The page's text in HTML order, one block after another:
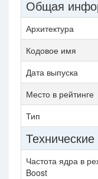
Общая
Архитектура
Кодовое имя
Дата выпуска
Место в рейтинге
Тип
Технические
Частота ядра в
Boost